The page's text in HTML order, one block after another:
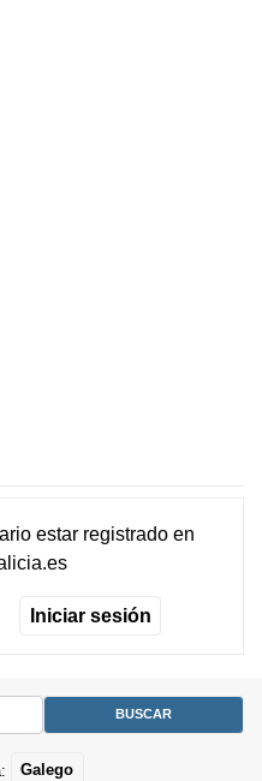
estar registradoen
Iniciar sesión
Galego